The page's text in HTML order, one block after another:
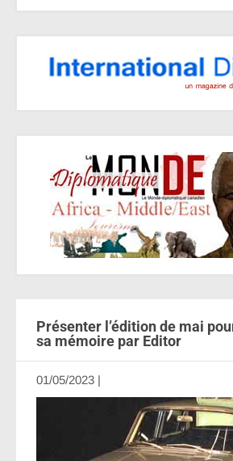
Présenter l’édition de mai
sa mémoire par Editor
01/05/2023 |